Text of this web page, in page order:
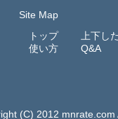
Site Map
トップ
上下し
使い方
Q&A
(C) 2012 mnrate.com